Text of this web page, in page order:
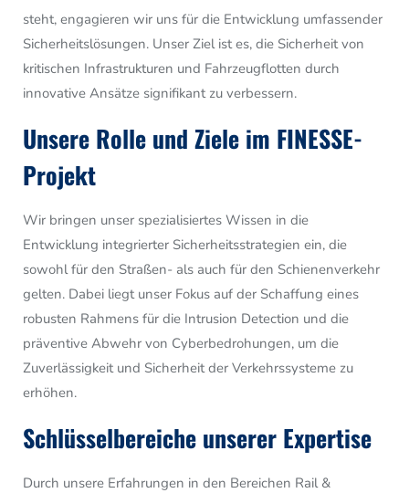
steht, engagieren wir uns für die Entwicklung umfassender
Sicherheitslösungen. Unser Ziel ist es, die Sicherheit von
kritischen Infrastrukturen und Fahrzeugflotten durch
innovative Ansätze signifikant zu verbessern.
Unsere Rolle und Ziele im FINESSE-
Projekt
Wir bringen unser spezialisiertes Wissen in die
Entwicklung integrierter Sicherheitsstrategien ein, die
sowohl für den Straßen- als auch für den Schienenverkehr
gelten. Dabei liegt unser Fokus auf der Schaffung eines
robusten Rahmens für die Intrusion Detection und die
präventive Abwehr von Cyberbedrohungen, um die
Zuverlässigkeit und Sicherheit der Verkehrssysteme zu
erhöhen.
Schlüsselbereiche unserer Expertise
Durch unsere Erfahrungen in den Bereichen Rail &